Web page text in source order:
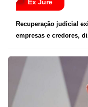
Ex Jure
Recuperação judicial
empresas e credores,